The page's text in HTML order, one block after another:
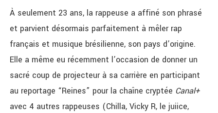
À seulement 23 ans, la rappeuse a affiné son phrasé
et parvient désormais parfaitement à mêler rap
français et musique brésilienne, son pays d’origine.
Elle a même eu récemment l’occasion de donner un
sacré coup de projecteur à sa carrière en participant
au reportage “Reines” pour la chaîne cryptée Canal+
avec 4 autres rappeuses (Chilla, Vicky R, le juiice,